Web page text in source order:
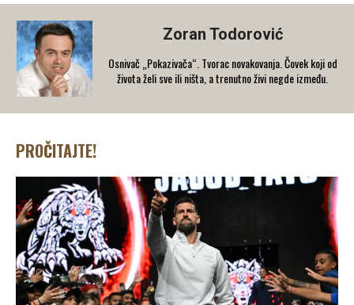
Zoran Todorović
Osnivač „Pokazivača“. Tvorac novakovanja. Čovek koji od
života želi sve ili ništa, a trenutno živi negde između.
PROČITAJTE!